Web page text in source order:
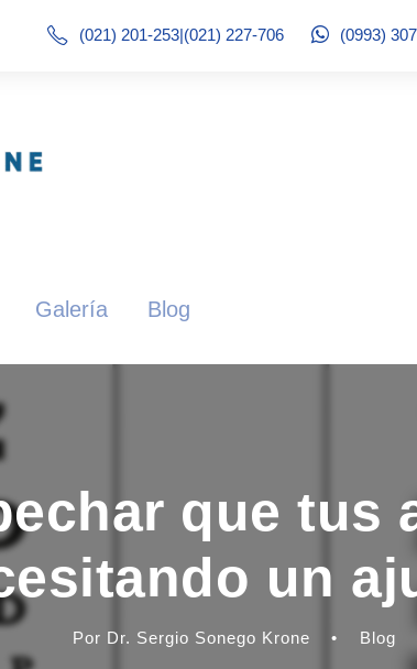
(021) 201-253|(021) 227-706 (0993)
Galería Blog
que tus
un
Por Dr. Sergio Sonego Krone • Blog